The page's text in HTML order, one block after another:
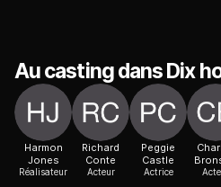
Au casting dans Dix
Harmon
Jones
Réalisateur
Richard
Conte
Acteur
Peggie
Castle
Actrice